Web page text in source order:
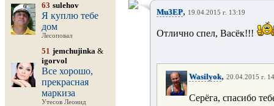
63 sulehov
Я куплю тебе
дом
Лесоповал
51 jemchujinka &
igorvol
Все хорошо,
прекрасная
маркиза
Утесов Леонид
Mu3EP, 19.04.2015 г. 13:19
Отлично спел, Васёк!!!
Wasilyok, 20.04.2015 г.
Серёга, спасибо